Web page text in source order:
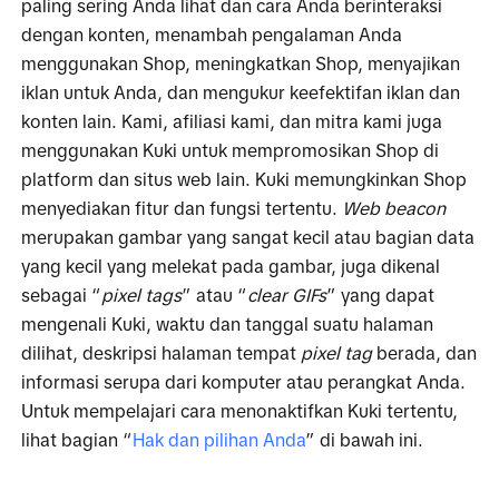
paling sering Anda lihat dan cara Anda berinteraksi
dengan konten, menambah pengalaman Anda
menggunakan Shop, meningkatkan Shop, menyajikan
iklan untuk Anda, dan mengukur keefektifan iklan dan
konten lain. Kami, afiliasi kami, dan mitra kami juga
menggunakan Kuki untuk mempromosikan Shop di
platform dan situs web lain. Kuki memungkinkan Shop
menyediakan fitur dan fungsi tertentu. Web beacon
merupakan gambar yang sangat kecil atau bagian data
yang kecil yang melekat pada gambar, juga dikenal
sebagai “pixel tags” atau “clear GIFs” yang dapat
mengenali Kuki, waktu dan tanggal suatu halaman
dilihat, deskripsi halaman tempat pixel tag berada, dan
informasi serupa dari komputer atau perangkat Anda.
Untuk mempelajari cara menonaktifkan Kuki tertentu,
lihat bagian “Hak dan pilihan Anda” di bawah ini.